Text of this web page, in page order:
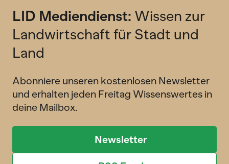
LID Mediendienst: Wissen zur
Landwirtschaft für Stadt und
Land
Abonniere unseren kostenlosen Newsletter
und erhalten jeden Freitag Wissenswertes in
deine Mailbox.
Newsletter